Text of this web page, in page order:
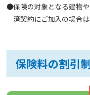
●保険の対象となる建物
済契約にご加入の場合
保険料の割引